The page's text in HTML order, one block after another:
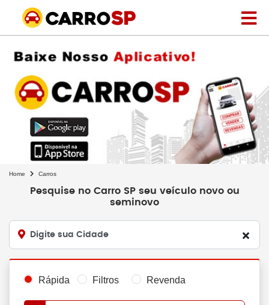
Home Carros
Pesquise no Carro SP seu veículo novo ou
seminovo
Digite sua Cidade
Rápida Filtros Revenda